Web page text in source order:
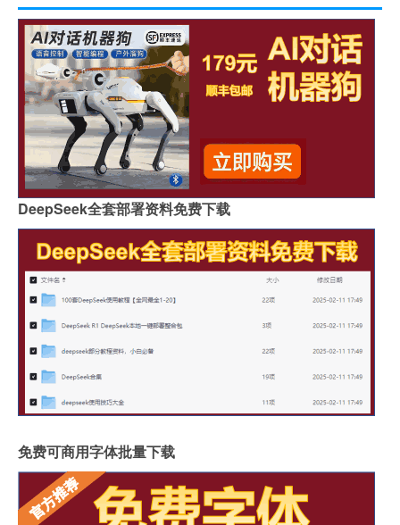
DeepSeek全套部署资料免费下载
免费可商用字体批量下载